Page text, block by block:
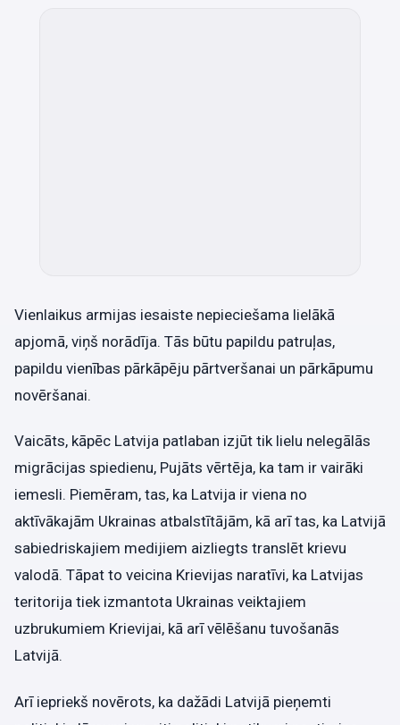
Vienlaikus armijas iesaiste nepieciešama lielākā
apjomā, viņš norādīja. Tās būtu papildu patruļas,
papildu vienības pārkāpēju pārtveršanai un pārkāpumu
novēršanai.
Vaicāts, kāpēc Latvija patlaban izjūt tik lielu nelegālās
migrācijas spiedienu, Pujāts vērtēja, ka tam ir vairāki
iemesli. Piemēram, tas, ka Latvija ir viena no
aktīvākajām Ukrainas atbalstītājām, kā arī tas, ka Latvijā
sabiedriskajiem medijiem aizliegts translēt krievu
valodā. Tāpat to veicina Krievijas naratīvi, ka Latvijas
teritorija tiek izmantota Ukrainas veiktajiem
uzbrukumiem Krievijai, kā arī vēlēšanu tuvošanās
Latvijā.
Arī iepriekš novērots, ka dažādi Latvijā pieņemti